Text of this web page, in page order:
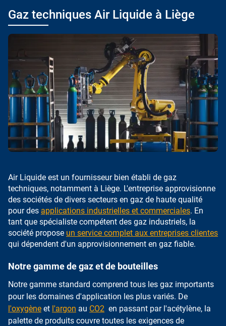
Gaz techniques Air Liquide à Liège
Air Liquide est un fournisseur bien établi de gaz
techniques, notamment à Liège. L'entreprise approvisionne
des sociétés de divers secteurs en gaz de haute qualité
pour des applications industrielles et commerciales. En
tant que spécialiste compétent des gaz industriels, la
société propose un service complet aux entreprises clientes
qui dépendent d'un approvisionnement en gaz fiable.
Notre gamme de gaz et de bouteilles
Notre gamme standard comprend tous les gaz importants
pour les domaines d'application les plus variés. De
l'oxygène et l'argon au CO2 en passant par l'acétylène, la
palette de produits couvre toutes les exigences de